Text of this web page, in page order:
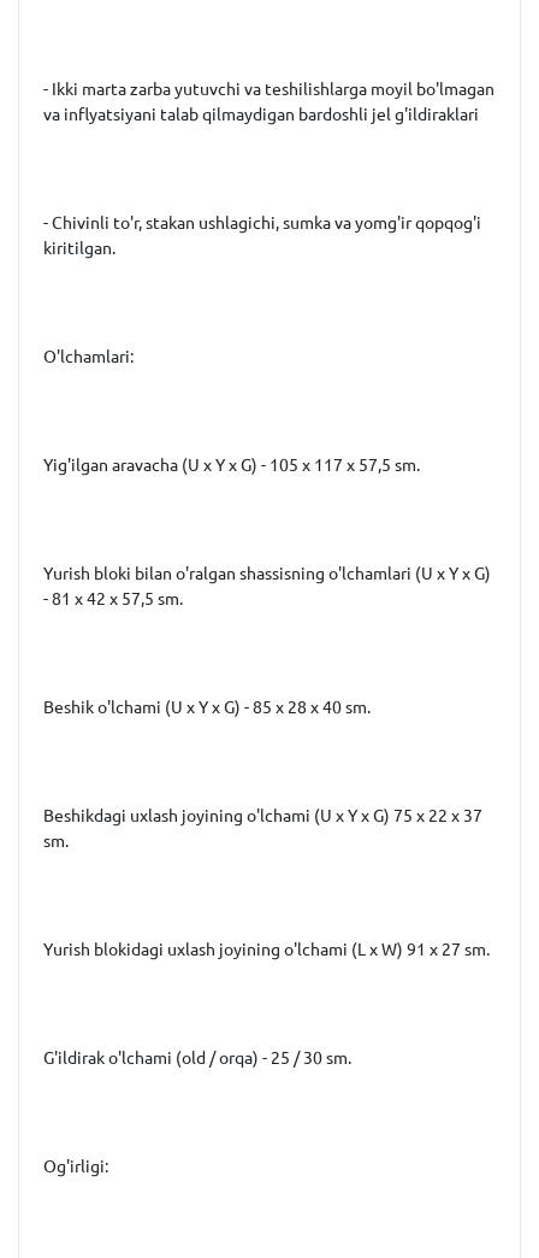
- Ikki marta zarba yutuvchi va teshilishlarga moyil bo'lmagan
va inflyatsiyani talab qilmaydigan bardoshli jel g'ildiraklari
- Chivinli to'r, stakan ushlagichi, sumka va yomg'ir qopqog'i
kiritilgan.
O'lchamlari:
Yig'ilgan aravacha (U x Y x G) - 105 x 117 x 57,5 ​​sm.
Yurish bloki bilan o'ralgan shassisning o'lchamlari (U x Y x G)
- 81 x 42 x 57,5 ​​sm.
Beshik o'lchami (U x Y x G) - 85 x 28 x 40 sm.
Beshikdagi uxlash joyining o'lchami (U x Y x G) 75 x 22 x 37
sm.
Yurish blokidagi uxlash joyining o'lchami (L x W) 91 x 27 sm.
G'ildirak o'lchami (old / orqa) - 25 / 30 sm.
Og'irligi: